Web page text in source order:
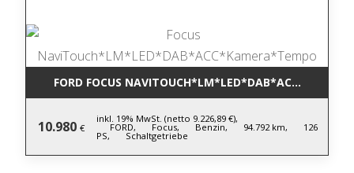
FORD FOCUS
10.980 €
inkl. 19% MwSt. (netto 9.226,89 €),
FORD, Focus, Benzin, 94.792 km, 126
PS, Schaltgetriebe